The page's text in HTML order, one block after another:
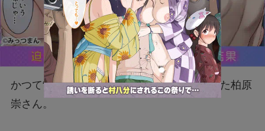
かつて“美しすぎる俳優”として一世を風靡した柏原
崇さん。